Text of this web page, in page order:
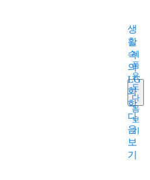
제
품
용
도
다
음
보
기
생
활
속
의
LG
화
학
다
음
보
기